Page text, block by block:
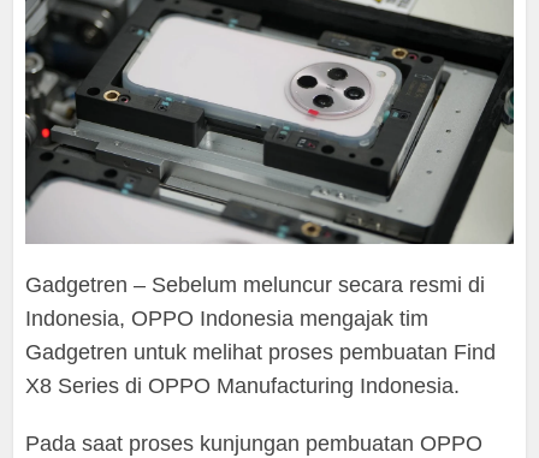
Gadgetren – Sebelum meluncur secara resmi di
Indonesia, OPPO Indonesia mengajak tim
Gadgetren untuk melihat proses pembuatan Find
X8 Series di OPPO Manufacturing Indonesia.
Pada saat proses kunjungan pembuatan OPPO